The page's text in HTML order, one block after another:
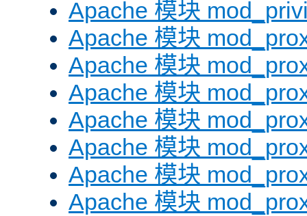
Apache 模块
Apache 模块
Apache 模块
Apache 模块
Apache 模块
Apache 模块
Apache 模块
Apache 模块